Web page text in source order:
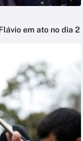
em ato no dia 2